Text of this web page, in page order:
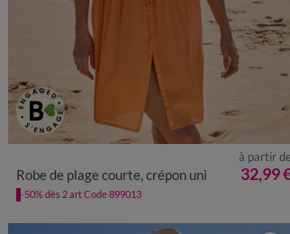
52 54
Robe de plage courte, crépon uni
à partir de
32,99
-50% dès 2 art Code 899013